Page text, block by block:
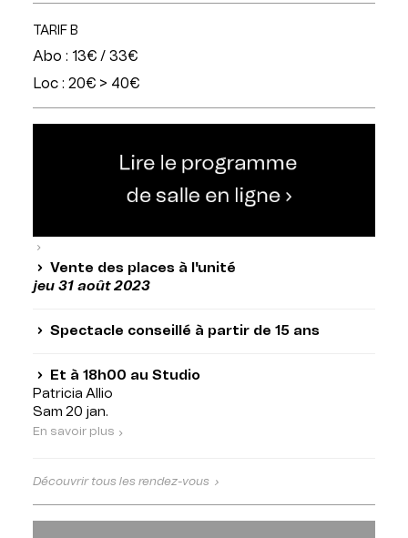
TARIF B
Abo : 13€ / 33€
Loc : 20€ > 40€
Vente des places à l'unité
jeu 31 août 2023
Spectacle conseillé à partir de 15 ans
Et à 18h00 au Studio
Patricia Allio
Sam 20 jan.
En savoir plus
Découvrir tous les rendez-vous